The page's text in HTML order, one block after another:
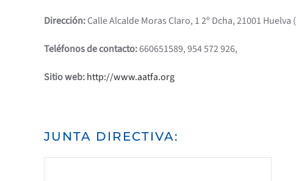
Dirección:Calle Alcalde Moras Claro, 1 2º Dcha, 21001 Huelva
Teléfonos de contacto:660651589, 954 572 926,
Sitio web:http://www.aatfa.org
JUNTA DIRECTIVA: